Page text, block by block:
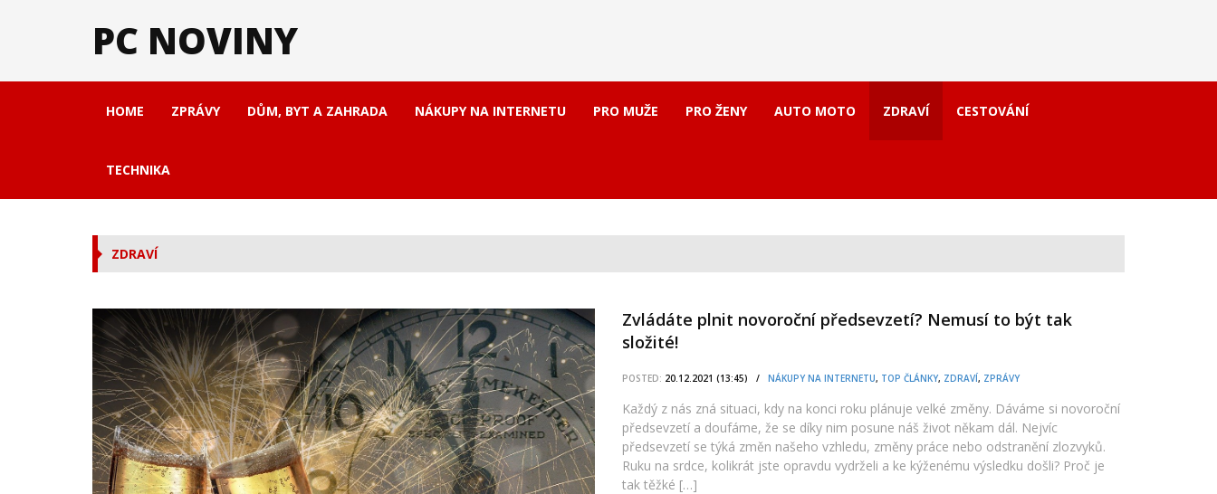
PC NOVINY
HOME ZPRÁVY DŮM, BYT A ZAHRADA NÁKUPY NA INTERNETU PRO MUŽE PRO ŽENY AUTO MOTO ZDRAVÍ CESTOVÁNÍ
TECHNIKA
ZDRAVÍ
Zvládáte plnit novoroční předsevzetí? Nemusí to být tak
složité!
POSTED: 20.12.2021 (13:45) / NÁKUPY NA INTERNETU, TOP ČLÁNKY, ZDRAVÍ, ZPRÁVY
Každý z nás zná situaci, kdy na konci roku plánuje velké změny. Dáváme si novoroční
předsevzetí a doufáme, že se díky nim posune náš život někam dál. Nejvíc
předsevzetí se týká změn našeho vzhledu, změny práce nebo odstranění zlozvyků.
Ruku na srdce, kolikrát jste opravdu vydrželi a ke kýženému výsledku došli? Proč je
tak těžké […]